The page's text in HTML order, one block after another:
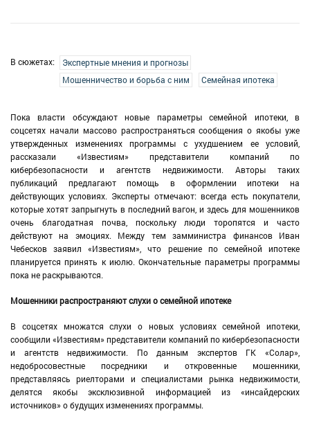
В сюжетах:
Экспертные мнения и прогнозы
Мошенничество и борьба с ним
Семейная ипотека
Пока власти обсуждают новые параметры семейной ипотеки, в
соцсетях начали массово распространяться сообщения о якобы уже
утвержденных изменениях программы с ухудшением ее условий,
рассказали «Известиям» представители компаний по
кибербезопасности и агентств недвижимости. Авторы таких
публикаций предлагают помощь в оформлении ипотеки на
действующих условиях. Эксперты отмечают: всегда есть покупатели,
которые хотят запрыгнуть в последний вагон, и здесь для мошенников
очень благодатная почва, поскольку люди торопятся и часто
действуют на эмоциях. Между тем замминистра финансов Иван
Чебесков заявил «Известиям», что решение по семейной ипотеке
планируется принять к июлю. Окончательные параметры программы
пока не раскрываются.
Мошенники распространяют слухи о семейной ипотеке
В соцсетях множатся слухи о новых условиях семейной ипотеки,
сообщили «Известиям» представители компаний по кибербезопасности
и агентств недвижимости. По данным экспертов ГК «Солар»,
недобросовестные посредники и откровенные мошенники,
представляясь риелторами и специалистами рынка недвижимости,
делятся якобы эксклюзивной информацией из «инсайдерских
источников» о будущих изменениях программы.